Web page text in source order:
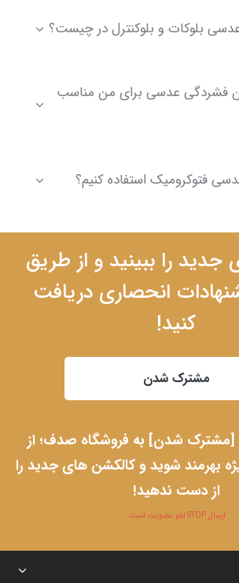
بلوکات و بلوکنترل در چیست؟
فشردگی عدسی برای من مناسب
فتوکرومیک استفاده کنیم؟
را ببینید و از طریق
انحصاری دریافت
کنید!
مشترک شدن
[مشترک شدن] به فروشگاه صدف؛ از
بهرمند شوید و کالکشن های جدید را
از دست ندهید!
ارسال STOP لغو عضویت است.